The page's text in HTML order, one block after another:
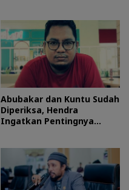
Abubakar dan Kuntu Sudah
Diperiksa, Hendra
Ingatkan Pentingnya